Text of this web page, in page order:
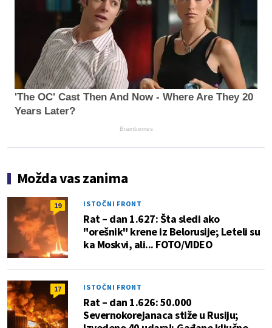
'The OC' Cast Then And Now - Where Are They 20
Years Later?
Brainberries
Možda vas zanima
19 ISTOČNI FRONT
Rat – dan 1.627: Šta sledi ako
"orešnik" krene iz Belorusije; Leteli su
ka Moskvi, ali... FOTO/VIDEO
17 ISTOČNI FRONT
Rat – dan 1.626: 50.000
Severnokorejanaca stiže u Rusiju;